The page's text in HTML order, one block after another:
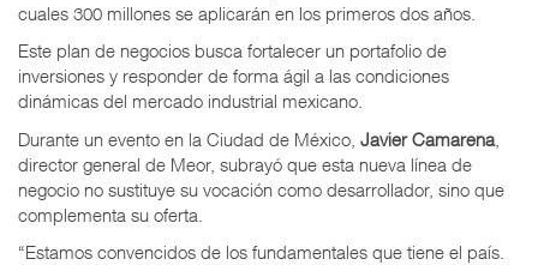
cuales 300 millones se aplicarán en los primeros dos años.
Este plan de negocios busca fortalecer un portafolio de
inversiones y responder de forma ágil a las condiciones
dinámicas del mercado industrial mexicano.
Durante un evento en la Ciudad de México, Javier Camarena,
director general de Meor, subrayó que esta nueva línea de
negocio no sustituye su vocación como desarrollador, sino que
complementa su oferta.
“Estamos convencidos de los fundamentales que tiene el país.